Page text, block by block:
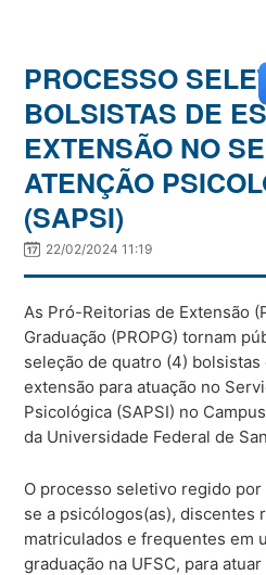
PROCESSO
BOLSISTAS DE
EXTENSÃO NO
ATENÇÃO
(SAPSI)
22/02/2024 11:19
As Pró-Reitorias de Extensão
Graduação (PROPG) tornam
seleção de quatro (4) bolsistas
extensão para atuação no
Psicológica (SAPSI) no
da Universidade Federal de
O processo seletivo regido
se a psicólogos(as), discentes
matriculados e frequentes em
graduação na UFSC, para atuar